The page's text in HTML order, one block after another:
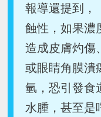
報導還提到，
蝕性，如果濃
造成皮膚灼傷
或眼睛角膜潰
氫，恐引發食
水腫，甚至是